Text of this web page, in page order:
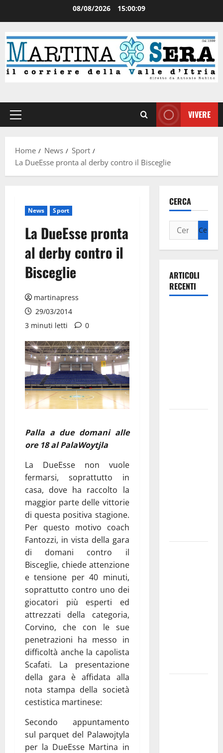
08/08/2026 15:00:09
VIVERE
Home News
Sport
La DueEsse pronta al derby contro il Bisceglie
News Sport
La DueEsse pronta
al derby contro il
Bisceglie
martinapress
29/03/2014
3 minuti letti
0
Palla a due domani alle
ore 18 al PalaWoytjla
La DueEsse non vuole
fermarsi, soprattutto in
casa, dove ha raccolto la
maggior parte delle vittorie
di questa positiva stagione.
Per questo motivo coach
Fantozzi, in vista della gara
di domani contro il
Bisceglie, chiede attenzione
e tensione per 40 minuti,
soprattutto contro uno dei
giocatori più esperti ed
attrezzati della categoria,
Corvino, che con le sue
penetrazioni ha messo in
difficoltà anche la capolista
Scafati. La presentazione
della gara è affidata alla
nota stampa della società
cestistica martinese:
Secondo appuntamento
sul parquet del Palawojtyla
per la DueEsse Martina in
CERCA
ARTICOLI
RECENTI